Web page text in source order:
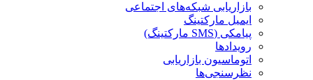
بازاریابی شبکه‌های اجتماعی
ایمیل مارکتینگ
پیامکی (SMS مارکتینگ)
رویدادها
اتوماسیون بازاریابی
نظرسنجی‌ها